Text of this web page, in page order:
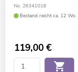
No. 26341018
Bestand reicht ca. 12 Wo.
119,00€